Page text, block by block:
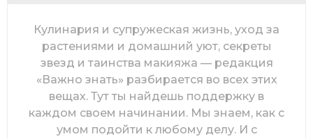
Кулинария и супружеская жизнь, уход за
растениями и домашний уют, секреты
звезд и таинства макияжа — редакция
«Важно знать» разбирается во всех этих
вещах. Тут ты найдешь поддержку в
каждом своем начинании. Мы знаем, как с
умом подойти к любому делу. И с